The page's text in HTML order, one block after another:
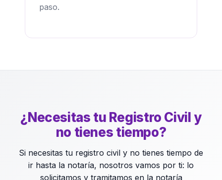
paso.
¿Necesitas tu Registro Civil y
no tienes tiempo?
Si necesitas tu registro civil y no tienes tiempo de
ir hasta la notaría, nosotros vamos por ti: lo
solicitamos y tramitamos en la notaría